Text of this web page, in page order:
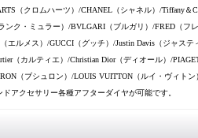
（クロムハーツ）/CHANEL（シャネル）/Tiffany
ンク・ミュラー）/BVLGARI（ブルガリ）/FRED（フ
エルメス）/GUCCI（グッチ）/Justin Davis（ジャス
（カルティエ）/Christian Dior（ディオール）/
（ブシュロン）/LOUIS VUITTON（ルイ・ヴィトン
アクセサリー各種アフターダイヤが可能です。